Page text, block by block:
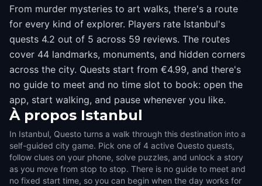
From murder mysteries to art walks, there's a route
for every kind of explorer. Players rate Istanbul's
quests 4.2 out of 5 across 59 reviews. The routes
cover 44 landmarks, monuments, and hidden corners
across the city. Quests start from €4.99, and there's
no guide to meet and no time slot to book: open the
app, start walking, and pause whenever you like.
À propos Istanbul
In Istanbul, Questo turns a walk through this destination into a
self-guided city game. Pick one of 4 active Questo quests,
follow clues on your phone, solve puzzles, and unlock a story
as you move from stop to stop. There is no guide to meet and
no fixed start time, so you can begin when the day works for